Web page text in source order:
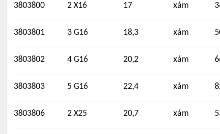
3803800 2 X16 17 xám
3803801 3 G16 18,3 xám
3803802 4 G16 20,2 xám
3803803 5 G16 22,4 xám
3803806 2 X25 20,7 xám